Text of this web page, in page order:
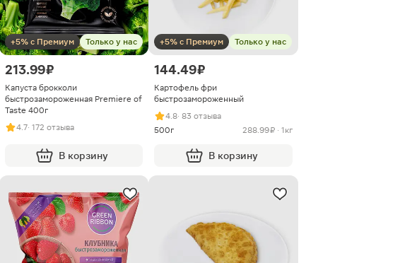
+5% с Премиум Только у нас
213.99 ₽
Капуста брокколи
быстрозамороженная Premiere of
Taste 400г
4.7· 172 отзыва
В корзину
+5% с Премиум Только у нас
144.49 ₽
Картофель фри
быстрозамороженный
4.8· 83 отзыва
500г
288.99 ₽ · 1кг
В корзину